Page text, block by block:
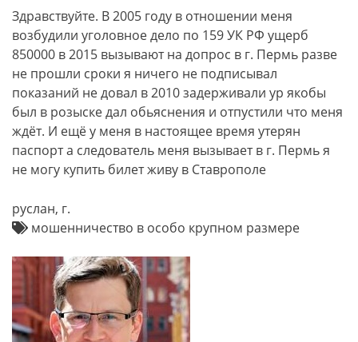
Здравствуйте. В 2005 году в отношении меня
возбудили уголовное дело по 159 УК РФ ущерб
850000 в 2015 вызывают на допрос в г. Пермь разве
не прошли сроки я ничего не подписывал
показаний не довал в 2010 задерживали ур якобы
был в розыске дал обьяснения и отпустили что меня
ждёт. И ещё у меня в настоящее время утерян
паспорт а следователь меня вызывает в г. Пермь я
не могу купить билет живу в Ставрополе
руслан, г.
мошенничество в особо крупном размере